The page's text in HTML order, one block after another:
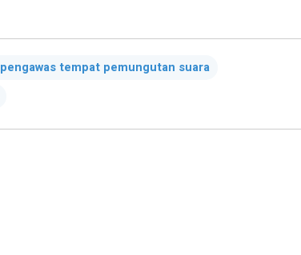
pengawas tempat pemungutan suara